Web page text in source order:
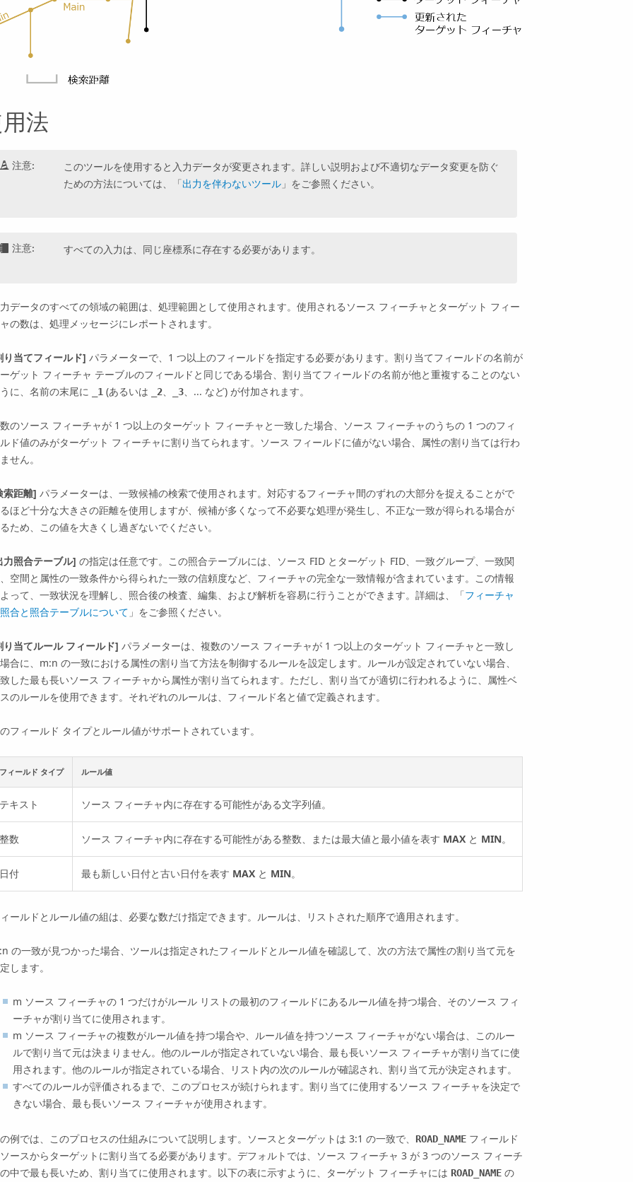
法
注意:
このツールを使用すると入力データが変更されます。詳しい説明および不適切なデータ変更を防ぐ
ための方法については、「出力を伴わないツール 」をご参照ください。
注意: すべての入力は、同じ座標系に存在する必要があります。
データのすべての領域の範囲は、処理範囲として使用されます。使用されるソース フィーチャとターゲット フィー
の数は、処理メッセージにレポートされます。
り当てフィールド] パラメーターで、1 つ以上のフィールドを指定する必要があります。割り当てフィールドの名前が
ゲット フィーチャ テーブルのフィールドと同じである場合、割り当てフィールドの名前が他と重複することのない
に、名前の末尾に
_1 (あるいは _2 _3 、... など) が付加されます。
のソース フィーチャが 1 つ以上のターゲット フィーチャと一致した場合、ソース フィーチャのうちの 1 つのフィ
ド値のみがターゲット フィーチャに割り当てられます。ソース フィールドに値がない場合、属性の割り当ては行わ
せん。
索距離] パラメーターは、一致候補の検索で使用されます。対応するフィーチャ間のずれの大部分を捉えることがで
ほど十分な大きさの距離を使用しますが、候補が多くなって不必要な処理が発生し、不正な一致が得られる場合が
ため、この値を大きくし過ぎないでください。
力照合テーブル] の指定は任意です。この照合テーブルには、ソース FID とターゲット FID、一致グループ、一致関
空間と属性の一致条件から得られた一致の信頼度など、フィーチャの完全な一致情報が含まれています。この情報
って、一致状況を理解し、照合後の検査、編集、および解析を容易に行うことができます。詳細は、「フィーチャ
合と照合テーブルについて 」をご参照ください。
り当てルール フィールド] パラメーターは、複数のソース フィーチャが 1 つ以上のターゲット フィーチャと一致し
合に、m:n の一致における属性の割り当て方法を制御するルールを設定します。ルールが設定されていない場合、
した最も長いソース フィーチャから属性が割り当てられます。ただし、割り当てが適切に行われるように、属性ベ
のルールを使用できます。それぞれのルールは、フィールド名と値で定義されます。
フィールド タイプとルール値がサポートされています。
フィールド タイプ ルール値
テキスト ソース フィーチャ内に存在する可能性がある文字列値。
整数 ソース フィーチャ内に存在する可能性がある整数、または最大値と最小値を表す MAX と MIN。
日付 最も新しい日付と古い日付を表す MAX と MIN。
ールドとルール値の組は、必要な数だけ指定できます。ルールは、リストされた順序で適用されます。
の一致が見つかった場合、ツールは指定されたフィールドとルール値を確認して、次の方法で属性の割り当て元を
します。
m ソース フィーチャの 1 つだけがルール リストの最初のフィールドにあるルール値を持つ場合、そのソース フィ
ーチャが割り当てに使用されます。
m ソース フィーチャの複数がルール値を持つ場合や、ルール値を持つソース フィーチャがない場合は、このルー
ルで割り当て元は決まりません。他のルールが指定されていない場合、最も長いソース フィーチャが割り当てに使
用されます。他のルールが指定されている場合、リスト内の次のルールが確認され、割り当て元が決定されます。
すべてのルールが評価されるまで、このプロセスが続けられます。割り当てに使用するソース フィーチャを決定で
きない場合、最も長いソース フィーチャが使用されます。
例では、このプロセスの仕組みについて説明します。ソースとターゲットは 3:1 の一致で、 ROAD_NAME フィールド
ースからターゲットに割り当てる必要があります。デフォルトでは、ソース フィーチャ 3 が 3 つのソース フィーチ
中で最も長いため、割り当てに使用されます。以下の表に示すように、ターゲット フィーチャには ROAD_NAME の